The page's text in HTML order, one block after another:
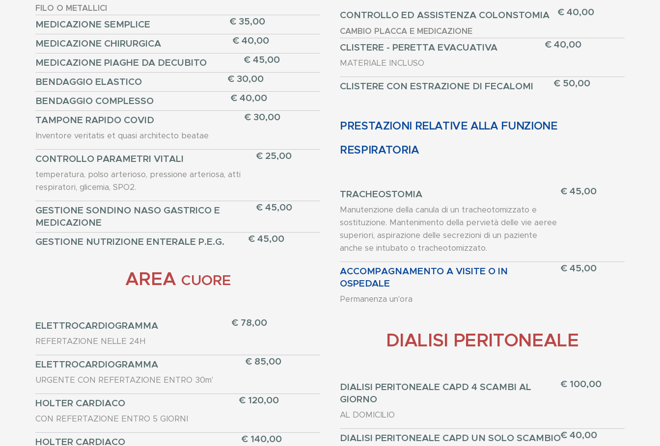
FILO O METALLICI
MEDICAZIONE SEMPLICE
€ 35,00
MEDICAZIONE CHIRURGICA
€ 40,00
MEDICAZIONE PIAGHE DA DECUBITO
€ 45,00
BENDAGGIO ELASTICO
€ 30,00
BENDAGGIO COMPLESSO
€ 40,00
TAMPONE RAPIDO COVID
Inventore veritatis et quasi architecto beatae
€ 30,00
CONTROLLO PARAMETRI VITALI
temperatura, polso arterioso, pressione arteriosa, atti
respiratori, glicemia, SPO2.
€ 25,00
GESTIONE SONDINO NASO GASTRICO E
MEDICAZIONE
€ 45,00
GESTIONE NUTRIZIONE ENTERALE P.E.G. € 45,00
AREA CUORE
ELETTROCARDIOGRAMMA
REFERTAZIONE NELLE 24H
€ 78,00
ELETTROCARDIOGRAMMA
URGENTE CON REFERTAZIONE ENTRO 30m'
€ 85,00
HOLTER CARDIACO
CON REFERTAZIONE ENTRO 5 GIORNI
€ 120,00
HOLTER CARDIACO € 140,00
CONTROLLO ED ASSISTENZA COLONSTOMIA
CAMBIO PLACCA E MEDICAZIONE
€ 40,00
CLISTERE - PERETTA EVACUATIVA
MATERIALE INCLUSO
€ 40,00
CLISTERE CON ESTRAZIONE DI FECALOMI € 50,00
PRESTAZIONI RELATIVE ALLA FUNZIONE
RESPIRATORIA
TRACHEOSTOMIA
Manutenzione della canula di un tracheotomizzato e
sostituzione. Mantenimento della pervietà delle vie aeree
superiori, aspirazione delle secrezioni di un paziente
anche se intubato o tracheotomizzato.
€ 45,00
ACCOMPAGNAMENTO A VISITE O IN
OSPEDALE
Permanenza un'ora
€ 45,00
DIALISI PERITONEALE
DIALISI PERITONEALE CAPD 4 SCAMBI AL
GIORNO
AL DOMICILIO
€ 100,00
DIALISI PERITONEALE CAPD UN SOLO SCAMBIO€ 40,00